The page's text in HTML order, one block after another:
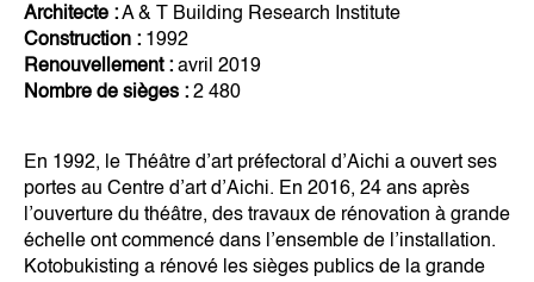
Architecte :A & T Building Research Institute
Construction : 1992
Renouvellement : avril 2019
Nombre de sièges : 2 480
En 1992, le Théâtre d’art préfectoral d’Aichi a ouvert ses
portes au Centre d’art d’Aichi. En 2016, 24 ans après
l’ouverture du théâtre, des travaux de rénovation à grande
échelle ont commencé dans l’ensemble de l’installation.
Kotobukisting a rénové les sièges publics de la grande